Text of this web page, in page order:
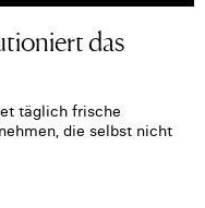
das
täglich frische
die selbst nicht